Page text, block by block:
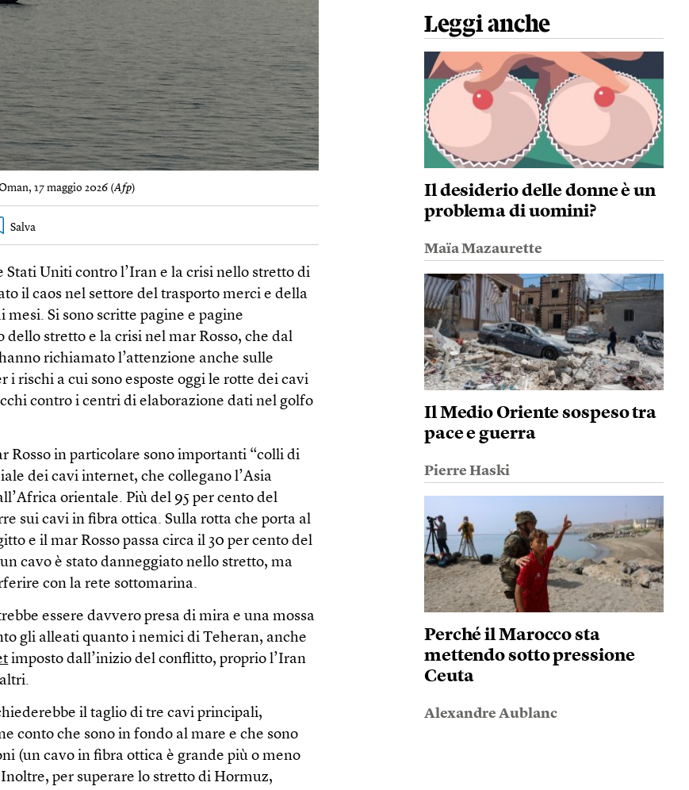
17 maggio 2026 (Afp)
Stati Uniti contro l’Iran e la crisi nello stretto di
il caos nel settore del trasporto merci e della
Si sono scritte pagine e pagine
dello stretto e la crisi nel mar Rosso, che dal
richiamato l’attenzione anche sulle
rischi a cui sono esposte oggi le rotte dei cavi
contro i centri di elaborazione dati nel golfo
Rosso in particolare sono importanti “colli di
dei cavi internet, che collegano l’Asia
orientale. Più del 95 per cento del
sui cavi in fibra ottica. Sulla rotta che porta al
e il mar Rosso passa circa il 30 per cento del
cavo è stato danneggiato nello stretto, ma
con la rete sottomarina.
essere davvero presa di mira e una mossa
gli alleati quanto i nemici di Teheran, anche
imposto dall’inizio del conflitto, proprio l’Iran
il taglio di tre cavi principali,
conto che sono in fondo al mare e che sono
(un cavo in fibra ottica è grande più o meno
per superare lo stretto di Hormuz,
Leggi anche
Il desiderio delle donne è un
problema di uomini?
Maïa Mazaurette
Il Medio Oriente sospeso tra
pace e guerra
Pierre Haski
Perché il Marocco sta
mettendo sotto pressione
Ceuta
Alexandre Aublanc